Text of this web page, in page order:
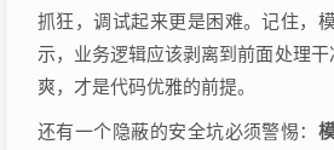
抓狂，调试起来更是困难。记住，
示，业务逻辑应该剥离到前面处理干
爽，才是代码优雅的前提。
还有一个隐蔽的安全坑必须警惕：